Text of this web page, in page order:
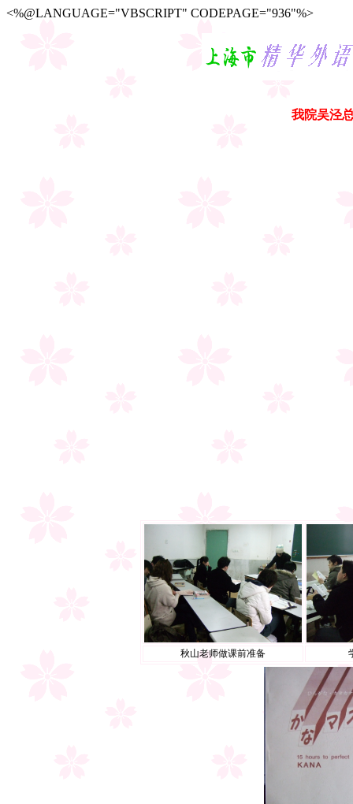
<%@LANGUAGE="VBSCRIPT" CODEPAGE="936"%>
我院吴泾
秋山老师做课前准备